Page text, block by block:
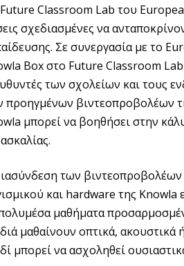
Classroom Lab του
σχεδιασμένες να
Σε συνεργασία με το
Box στο Future Classroom
των σχολείων και τους
προηγμένων βιντεοπροβολέων
μπορεί να βοηθήσει στην
των βιντεοπροβολέων
και hardware της Knowla
μαθήματα
μαθαίνουν οπτικά,
μπορεί να ασχοληθεί